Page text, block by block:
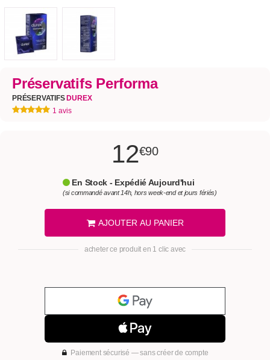
Préservatifs Performa
PRÉSERVATIFS DUREX
1 avis
12€90
En Stock - Expédié Aujourd'hui
(si commandé avant 14h, hors week-end et jours fériés)
AJOUTER AU PANIER
acheter ce produit en 1 clic avec
Paiement sécurisé — sans créer de compte